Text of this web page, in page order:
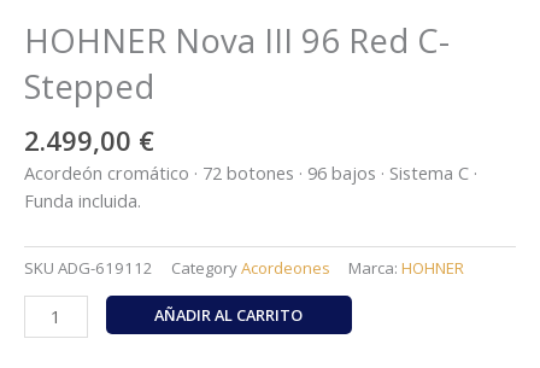
HOHNER Nova III 96 Red C-
Stepped
2.499,00 €
Acordeón cromático · 72 botones · 96 bajos · Sistema C ·
Funda incluida.
SKU ADG-619112 CategoryAcordeones Marca: HOHNER
HOHNER
Nova
AÑADIR AL CARRITO